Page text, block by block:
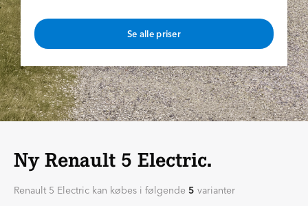
Se alle priser
Ny Renault 5 Electric.
Renault 5 Electric kan købes i følgende 5 varianter